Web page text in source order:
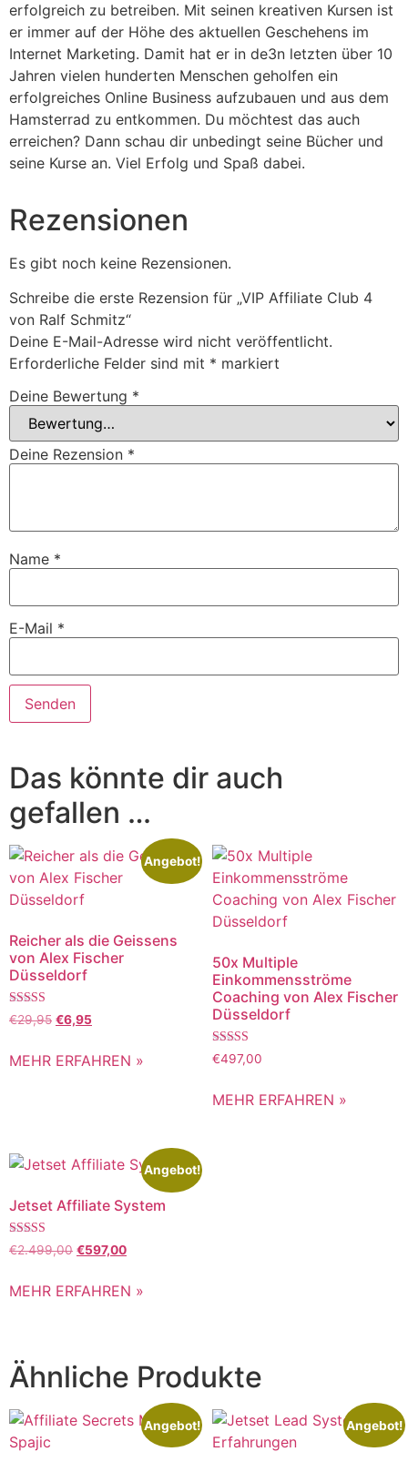
erfolgreich zu betreiben. Mit seinen kreativen Kursen ist
er immer auf der Höhe des aktuellen Geschehens im
Internet Marketing. Damit hat er in de3n letzten über 10
Jahren vielen hunderten Menschen geholfen ein
erfolgreiches Online Business aufzubauen und aus dem
Hamsterrad zu entkommen. Du möchtest das auch
erreichen? Dann schau dir unbedingt seine Bücher und
seine Kurse an. Viel Erfolg und Spaß dabei.
Rezensionen
Es gibt noch keine Rezensionen.
Schreibe die erste Rezension für „VIP Affiliate Club 4
von Ralf Schmitz“
Deine E-Mail-Adresse wird nicht veröffentlicht.
Erforderliche Felder sind mit * markiert
Deine Bewertung *
Deine Rezension *
Name *
E-Mail *
Das könnte dir auch
gefallen …
Angebot!
Reicher als die Geissens
von Alex Fischer
Düsseldorf
Bewertet mit
5.00
€29,95 €6,95
MEHR ERFAHREN »
50x Multiple
Einkommensströme
Coaching von Alex Fischer
Düsseldorf
Bewertet mit
5.00
€497,00
MEHR ERFAHREN »
Angebot!
Jetset Affiliate System
Bewertet mit
5.00
€2.499,00 €597,00
MEHR ERFAHREN »
Ähnliche Produkte
Angebot! Angebot!